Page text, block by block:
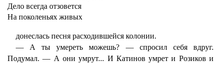
Дело всегда отзовется
На поколеньях живых
донеслась песня расходившейся колонии.
— А ты умереть можешь? — спросил себя вдруг.
Подумал. — А они умрут... И Катинов умрет и Розиков и